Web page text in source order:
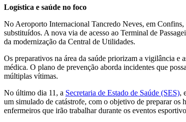
Logística e saúde no foco
No Aeroporto Internacional Tancredo Neves, em Confins,
substituídos. A nova via de acesso ao Terminal de
da modernização da Central de Utilidades.
Os preparativos na área da saúde priorizam a vigilância e
médica. O plano de prevenção aborda incidentes que
múltiplas vítimas.
No último dia 11, a Secretaria de Estado de Saúde (SES),
um simulado de catástrofe, com o objetivo de preparar os
enfermeiros que irão trabalhar durante os eventos